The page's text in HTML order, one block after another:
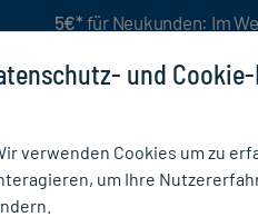
5€* für Neukunden: Im
und
verwenden Cookies um zu
um Ihre